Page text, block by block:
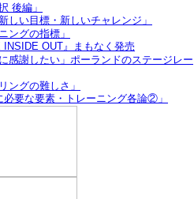
後編」
しい目標・新しいチャレンジ」
ングの指標」
OUT』まもなく発売
感謝したい」ポーランドのステージレー
ングの難しさ」
要な要素・トレーニング各論②」